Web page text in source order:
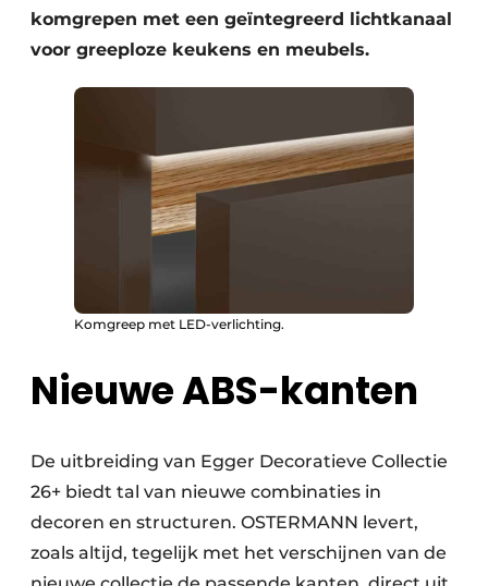
komgrepen met een geïntegreerd lichtkanaal
voor greeploze keukens en meubels.
Komgreep met LED-verlichting.
Nieuwe ABS-kanten
De uitbreiding van Egger Decoratieve Collectie
26+ biedt tal van nieuwe combinaties in
decoren en structuren. OSTERMANN levert,
zoals altijd, tegelijk met het verschijnen van de